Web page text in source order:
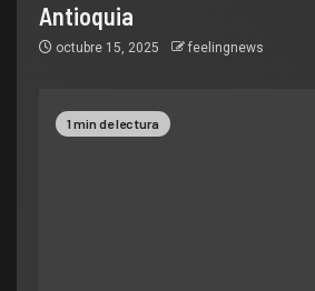
Antioquia
octubre 15, 2025 feelingnews
1 min de lectura